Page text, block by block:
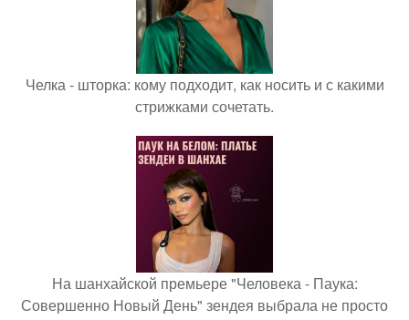
Челка - шторка: кому подходит, как носить и с какими
стрижками сочетать.
На шанхайской премьере "Человека - Паука:
Совершенно Новый День" зендея выбрала не просто